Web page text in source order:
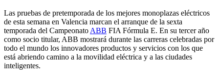
Las pruebas de pretemporada de los mejores monoplazas eléctricos
de esta semana en Valencia marcan el arranque de la sexta
temporada del CampeonatoABB FIA Fórmula E. En su tercer año
como socio titular, ABB mostrará durante las carreras celebradas por
todo el mundo los innovadores productos y servicios con los que
está abriendo camino a la movilidad eléctrica y a las ciudades
inteligentes.